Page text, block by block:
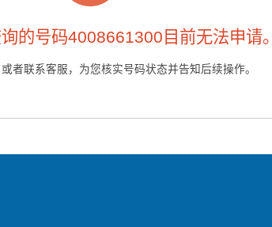
的号码4008661300目前无法申请。
或者联系客服，为您核实号码状态并告知后续操作。